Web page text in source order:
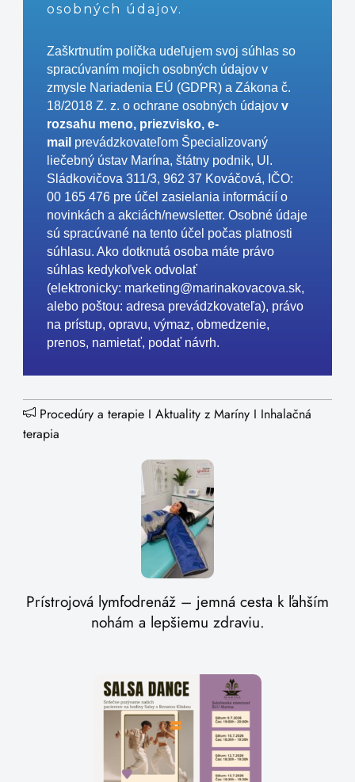
osobných údajov.
Zaškrtnutím políčka udeľujem svoj súhlas so
spracúvaním mojich osobných údajov v
zmysle Nariadenia EÚ (GDPR) a Zákona č.
18/2018 Z. z. o ochrane osobných údajovv
rozsahu meno, priezvisko, e-
mail prevádzkovateľom Špecializovaný
liečebný ústav Marína, štátny podnik, Ul.
Sládkovičova 311/3, 962 37 Kováčová, IČO:
00 165 476 pre účel zasielania informácií o
novinkách a akciách/newsletter. Osobné údaje
sú spracúvané na tento účel počas platnosti
súhlasu. Ako dotknutá osoba máte právo
súhlas kedykoľvek odvolať
(elektronicky: marketing@marinakovacova.sk,
alebo poštou: adresa prevádzkovateľa), právo
na prístup, opravu, výmaz, obmedzenie,
prenos, namietať, podať návrh.
Procedúry a terapie IAktuality z Maríny I Inhalačná
terapia
Prístrojová lymfodrenáž – jemná cesta k ľahším
nohám a lepšiemu zdraviu.